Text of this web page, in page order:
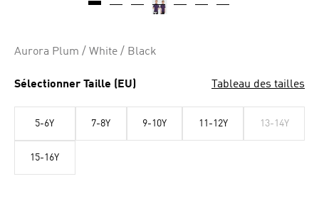
Aurora Plum / White / Black
Sélectionner Taille (EU) Tableau des tailles
5-6Y 7-8Y 9-10Y 11-12Y 13-14Y
15-16Y